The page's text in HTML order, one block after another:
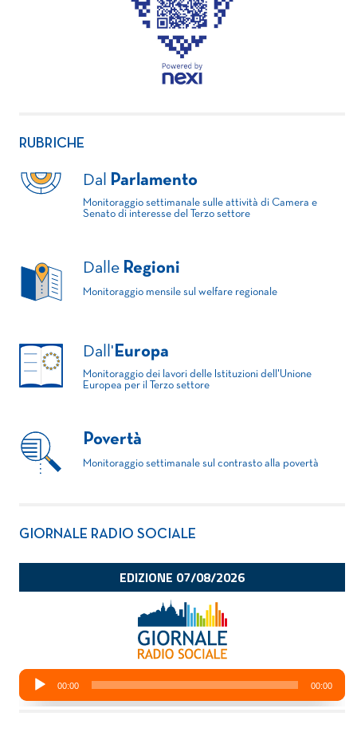
RUBRICHE
Dal Parlamento
Monitoraggio settimanale sulle attività di Camera e
Senato di interesse del Terzo settore
Dalle Regioni
Monitoraggio mensile sul welfare regionale
Dall' Europa
Monitoraggio dei lavori delle Istituzioni dell'Unione
Europea per il Terzo settore
Povertà
Monitoraggio settimanale sul contrasto alla povertà
GIORNALE RADIO SOCIALE